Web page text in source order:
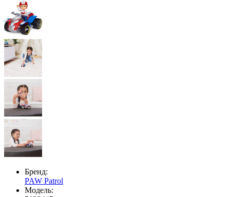
Бренд:
PAW Patrol
Модель: